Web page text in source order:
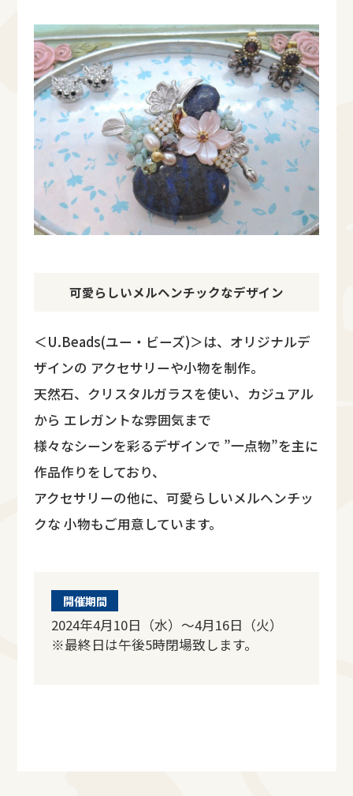
可愛らしいメルヘンチックなデザイン
＜U.Beads(ユー・ビーズ)＞は、オリジナルデ
ザインの アクセサリーや小物を制作。
天然石、クリスタルガラスを使い、カジュアル
から エレガントな雰囲気まで
様々なシーンを彩るデザインで ”一点物”を主に
作品作りをしており、
アクセサリーの他に、可愛らしいメルヘンチッ
クな 小物もご用意しています。
開催期間
2024年4月10日（水）～4月16日（火）
※最終日は午後5時閉場致します。